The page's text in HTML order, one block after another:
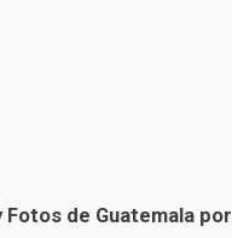
Fotos de Guatemala por